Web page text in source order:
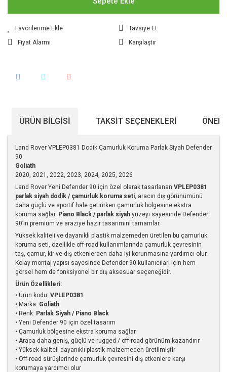
Tavsiye Et
Fiyat Alarmı
Karşılaştır
ÜRÜN BILGISI TAKSIT SEÇENEKLERI
Land Rover VPLEP0381 Dodik Çamurluk Koruma Parlak Siyah Defender
90
Goliath
2020, 2021, 2022, 2023, 2024, 2025, 2026
Land Rover Yeni Defender 90 için özel olarak tasarlanan VPLEP0381
parlak siyah dodik / çamurluk koruma seti , aracın dış görünümünü
daha güçlü ve sportif hale getirirken çamurluk bölgesine ekstra
koruma sağlar. Piano Black / parlak siyah yüzeyi sayesinde Defender
90’ın premium ve araziye hazır tasarımını tamamlar.
Yüksek kaliteli ve dayanıklı plastik malzemeden üretilen bu çamurluk
koruma seti, özellikle off-road kullanımlarında çamurluk çevresinin
taş, çamur, kir ve dış etkenlerden daha iyi korunmasına yardımcı olur.
Kolay montaj yapısı sayesinde Defender 90 kullanıcıları için hem
görsel hem de fonksiyonel bir dış aksesuar seçeneğidir.
Ürün Özellikleri:
• Ürün kodu: VPLEP0381
• Marka: Goliath
• Renk: Parlak Siyah / Piano Black
• Yeni Defender 90 için özel tasarım
• Çamurluk bölgesine ekstra koruma sağlar
• Araca daha geniş, güçlü ve rugged / off-road görünüm kazandırır
• Yüksek kaliteli dayanıklı plastik malzemeden üretilmiştir
• Off-road sürüşlerinde çamurluk çevresini dış etkenlere karşı
korumaya yardımcı olur